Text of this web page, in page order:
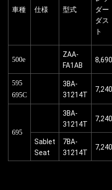
車種 仕様 型式
ダー
ダス
ト
500e
ZAA-
FA1AB
8,690
595
695C
3BA-
31214T
7,240
695
3BA-
31214T
7,240
Sablet
Seat
7BA-
31214T
7,240